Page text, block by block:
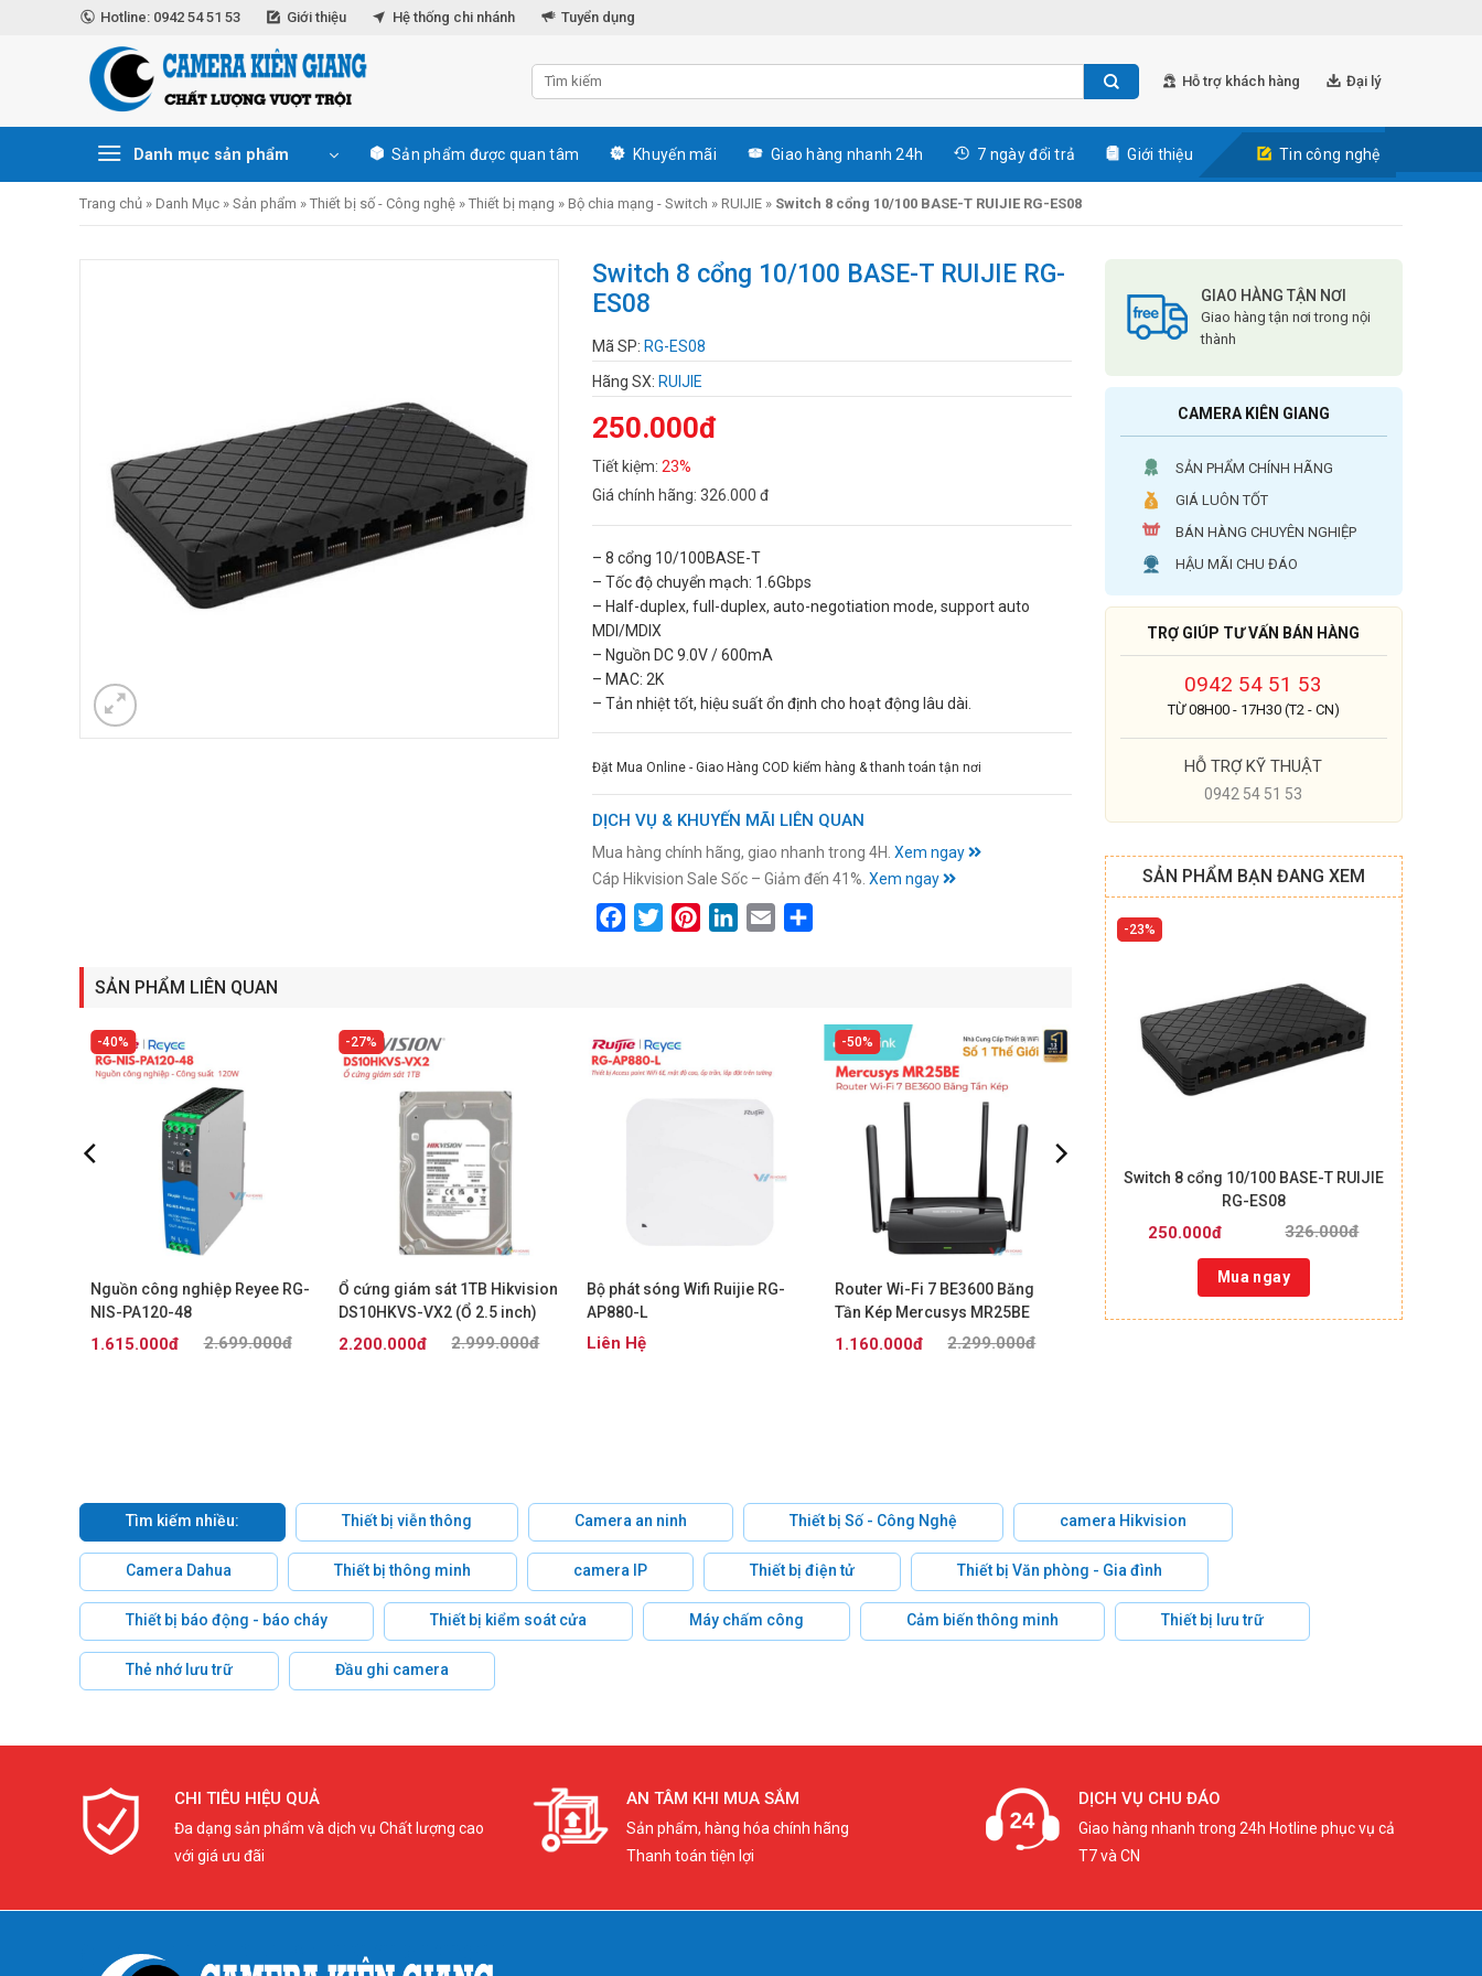
Hotline: 0942 54 51 53 Giới thiệu Hệ thống chi nhánh Tuyển dụng
Hỗ trợ khách hàng Đại lý
Danh mục sản phẩm Sản phẩm được quan tâm Khuyến mãi Giao hàng nhanh 24h 7 ngày đổi trả Giới thiệu Tin công nghệ
Trang chủ » Danh Mục » Sản phẩm » Thiết bị số - Công nghệ » Thiết bị mạng » Bộ chia mạng - Switch » RUIJIE » Switch 8 cổng 10/100 BASE-T RUIJIE RG-ES08
GIAO HÀNG TẬN NƠI
Giao hàng tận nơi trong nội
thành
CAMERA KIÊN GIANG
SẢN PHẨM CHÍNH HÃNG
GIÁ LUÔN TỐT
BÁN HÀNG CHUYÊN NGHIỆP
HẬU MÃI CHU ĐÁO
TRỢ GIÚP TƯ VẤN BÁN HÀNG
0942 54 51 53
TỪ 08H00 - 17H30 (T2 - CN)
HỖ TRỢ KỸ THUẬT
0942 54 51 53
SẢN PHẨM BẠN ĐANG XEM
23%
Switch 8 cổng 10/100 BASE-T RUIJIE
RG-ES08
326.000đ
250.000đ
Mua ngay
Switch 8 cổng 10/100 BASE-T RUIJIE RG-
ES08
Mã SP: RG-ES08
Hãng SX: RUIJIE
250.000đ
Tiết kiệm: 23%
Giá chính hãng: 326.000 đ
– 8 cổng 10/100BASE-T
– Tốc độ chuyển mạch: 1.6Gbps
– Half-duplex, full-duplex, auto-negotiation mode, support auto
MDI/MDIX
– Nguồn DC 9.0V / 600mA
– MAC: 2K
– Tản nhiệt tốt, hiệu suất ổn định cho hoạt động lâu dài.
Đặt Mua Online - Giao Hàng COD kiểm hàng & thanh toán tận nơi
DỊCH VỤ & KHUYẾN MÃI LIÊN QUAN
Mua hàng chính hãng, giao nhanh trong 4H. Xem ngay
Cáp Hikvision Sale Sốc – Giảm đến 41%. Xem ngay
FacebookTwitterPinterestLinkedIn
Email
SẢN PHẨM LIÊN QUAN
40%
Nguồn công nghiệp Reyee RG-
NIS-PA120-48
2.699.000đ
1.615.000đ
27%
Ổ cứng giám sát 1TB Hikvision
DS10HKVS-VX2 (Ổ 2.5 inch)
2.999.000đ
2.200.000đ
Bộ phát sóng Wifi Ruijie RG-
AP880-L
Liên Hệ
50%
Router Wi-Fi 7 BE3600 Băng
Tần Kép Mercusys MR25BE
2.299.000đ
1.160.000đ
Tìm kiếm nhiều: Thiết bị viễn thông Camera an ninh Thiết bị Số - Công Nghệ camera Hikvision
Camera Dahua Thiết bị thông minh camera IP Thiết bị điện tử Thiết bị Văn phòng - Gia đình
Thiết bị báo động - báo cháy Thiết bị kiểm soát cửa Máy chấm công Cảm biến thông minh Thiết bị lưu trữ
Thẻ nhớ lưu trữ Đầu ghi camera
CHI TIÊU HIỆU QUẢ
Đa dạng sản phẩm và dịch vụ Chất lượng cao
với giá ưu đãi
AN TÂM KHI MUA SẮM
Sản phẩm, hàng hóa chính hãng
Thanh toán tiện lợi
DỊCH VỤ CHU ĐÁO
Giao hàng nhanh trong 24h Hotline phục vụ cả
T7 và CN